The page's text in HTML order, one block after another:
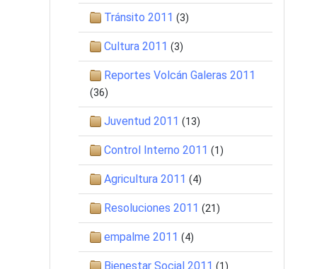
Tránsito 2011 (3)
Cultura 2011 (3)
Reportes Volcán Galeras 2011
(36)
Juventud 2011 (13)
Control Interno 2011 (1)
Agricultura 2011 (4)
Resoluciones 2011 (21)
empalme 2011 (4)
Bienestar Social 2011 (1)